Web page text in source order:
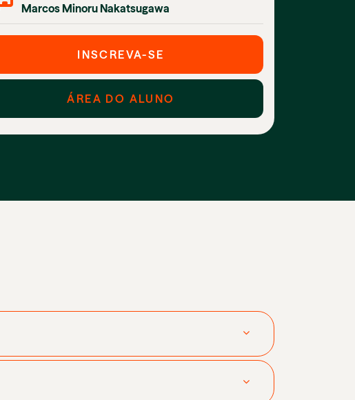
Marcos Minoru Nakatsugawa
INSCREVA-SE
ÁREA DO ALUNO